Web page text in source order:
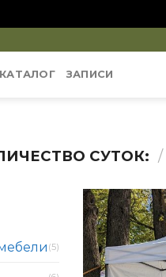
КАТАЛОГ ЗАПИСИ
СУТОК: /
(5)